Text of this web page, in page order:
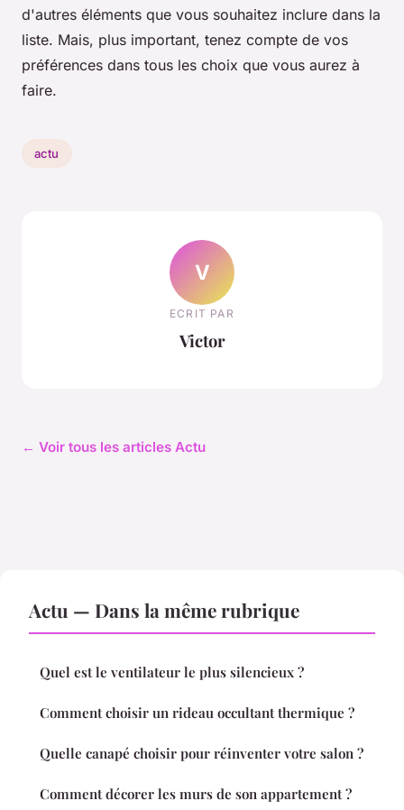
d'autres éléments que vous souhaitez inclure dans la
liste. Mais, plus important, tenez compte de vos
préférences dans tous les choix que vous aurez à
faire.
actu
V
ECRIT PAR
Victor
← Voir tous les articles Actu
Actu — Dans la même rubrique
Quel est le ventilateur le plus silencieux ?
Comment choisir un rideau occultant thermique ?
Quelle canapé choisir pour réinventer votre salon ?
Comment décorer les murs de son appartement ?